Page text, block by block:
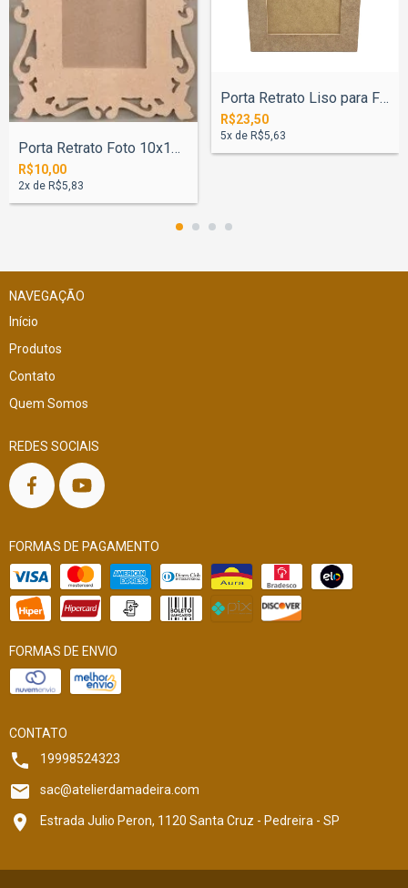
Porta Retrato Foto 10x15cm Arabesco
R$10,00
2x de R$5,83
Porta Retrato Liso para Foto 30x40cm
R$23,50
5x de R$5,63
NAVEGAÇÃO
Início
Produtos
Contato
Quem Somos
REDES SOCIAIS
FORMAS DE PAGAMENTO
FORMAS DE ENVIO
CONTATO
19998524323
sac@atelierdamadeira.com
Estrada Julio Peron, 1120 Santa Cruz - Pedreira - SP